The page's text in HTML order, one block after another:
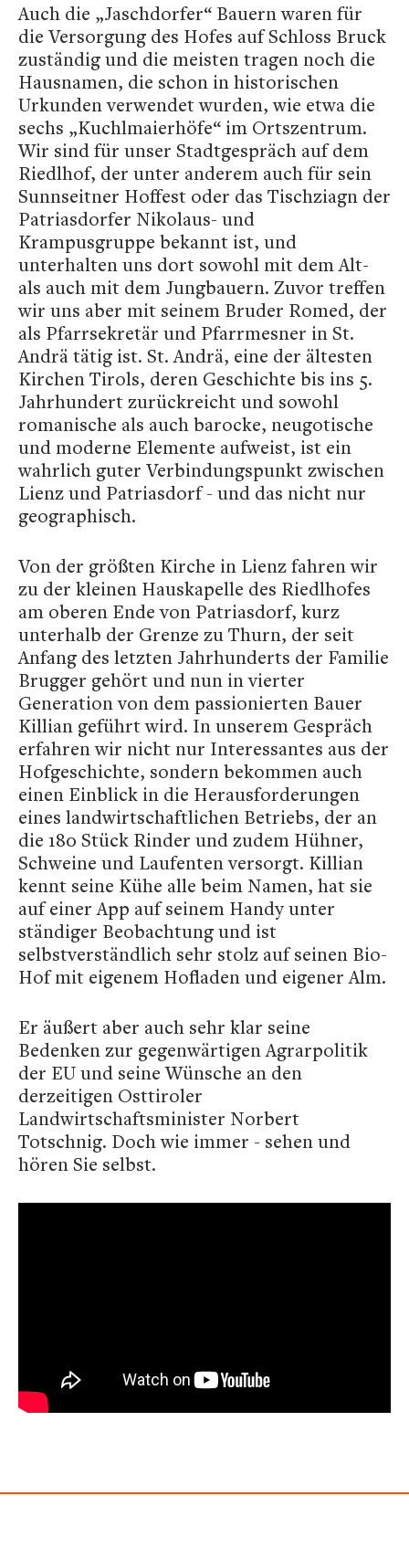
Auch die „Jaschdorfer“ Bauern waren für
die Versorgung des Hofes auf Schloss Bruck
zuständig und die meisten tragen noch die
Hausnamen, die schon in historischen
Urkunden verwendet wurden, wie etwa die
sechs „Kuchlmaierhöfe“ im Ortszentrum.
Wir sind für unser Stadtgespräch auf dem
Riedlhof, der unter anderem auch für sein
Sunnseitner Hoffest oder das Tischziagn der
Patriasdorfer Nikolaus- und
Krampusgruppe bekannt ist, und
unterhalten uns dort sowohl mit dem Alt-
als auch mit dem Jungbauern. Zuvor treffen
wir uns aber mit seinem Bruder Romed, der
als Pfarrsekretär und Pfarrmesner in St.
Andrä tätig ist. St. Andrä, eine der ältesten
Kirchen Tirols, deren Geschichte bis ins 5.
Jahrhundert zurückreicht und sowohl
romanische als auch barocke, neugotische
und moderne Elemente aufweist, ist ein
wahrlich guter Verbindungspunkt zwischen
Lienz und Patriasdorf - und das nicht nur
geographisch.
Von der größten Kirche in Lienz fahren wir
zu der kleinen Hauskapelle des Riedlhofes
am oberen Ende von Patriasdorf, kurz
unterhalb der Grenze zu Thurn, der seit
Anfang des letzten Jahrhunderts der Familie
Brugger gehört und nun in vierter
Generation von dem passionierten Bauer
Killian geführt wird. In unserem Gespräch
erfahren wir nicht nur Interessantes aus der
Hofgeschichte, sondern bekommen auch
einen Einblick in die Herausforderungen
eines landwirtschaftlichen Betriebs, der an
die 180 Stück Rinder und zudem Hühner,
Schweine und Laufenten versorgt. Killian
kennt seine Kühe alle beim Namen, hat sie
auf einer App auf seinem Handy unter
ständiger Beobachtung und ist
selbstverständlich sehr stolz auf seinen Bio-
Hof mit eigenem Hofladen und eigener Alm.
Er äußert aber auch sehr klar seine
Bedenken zur gegenwärtigen Agrarpolitik
der EU und seine Wünsche an den
derzeitigen Osttiroler
Landwirtschaftsminister Norbert
Totschnig. Doch wie immer - sehen und
hören Sie selbst.